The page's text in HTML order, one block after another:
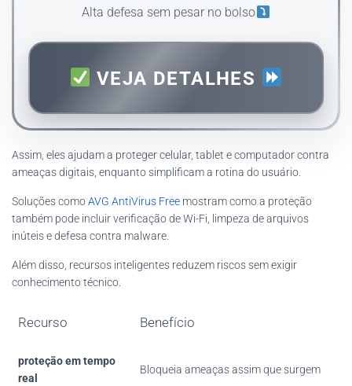
Alta defesa sem pesar no bolso
VEJA DETALHES
Assim, eles ajudam a proteger celular, tablet e computador contra
ameaças digitais, enquanto simplificam a rotina do usuário.
Soluções comoAVG AntiVirus Free mostram como a proteção
também pode incluir verificação de Wi-Fi, limpeza de arquivos
inúteis e defesa contra malware.
Além disso, recursos inteligentes reduzem riscos sem exigir
conhecimento técnico.
Recurso Benefício
proteção em tempo
real
Bloqueia ameaças assim que surgem